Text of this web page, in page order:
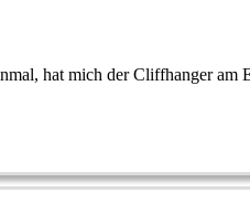
hat mich der Cliffhanger am